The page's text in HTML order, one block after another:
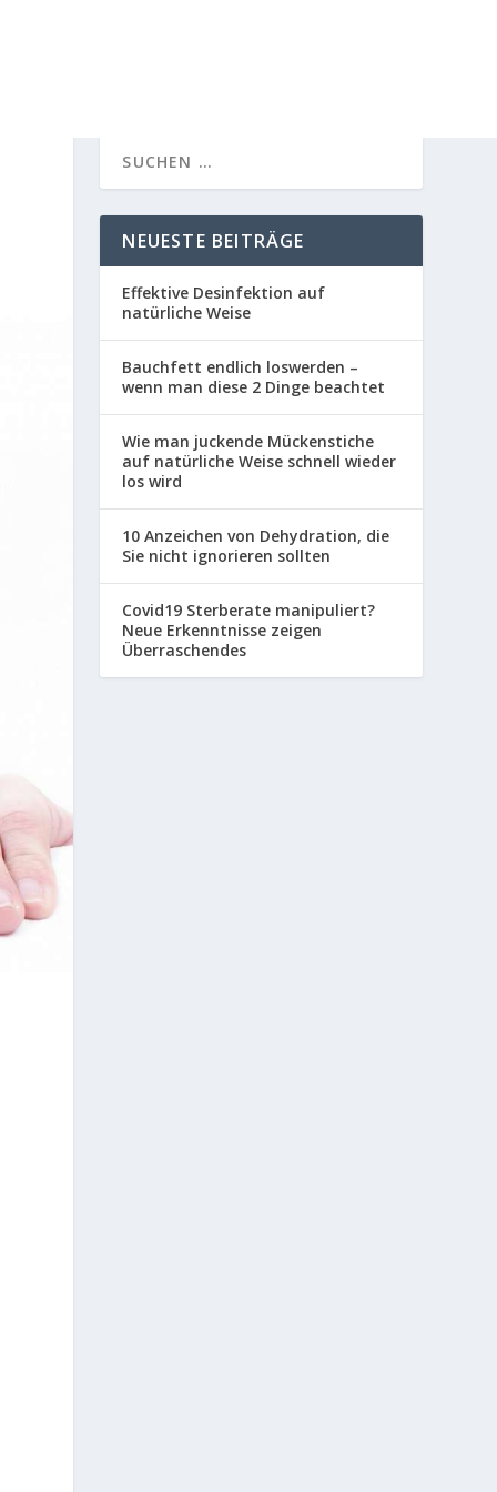
NEUESTE BEITRÄGE
Effektive Desinfektion auf
natürliche Weise
Bauchfett endlich loswerden –
wenn man diese 2 Dinge beachtet
Wie man juckende Mückenstiche
auf natürliche Weise schnell wieder
los wird
10 Anzeichen von Dehydration, die
Sie nicht ignorieren sollten
Covid19 Sterberate manipuliert?
Neue Erkenntnisse zeigen
Überraschendes